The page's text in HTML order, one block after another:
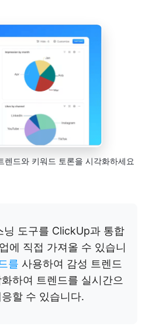
드와 키워드 토론을 시각화하세요
닝 도구를 ClickUp과 통합
에 직접 가져올 수 있습니
를 사용하여 감성 트렌드
하여 트렌드를 실시간으
할 수 있습니다.